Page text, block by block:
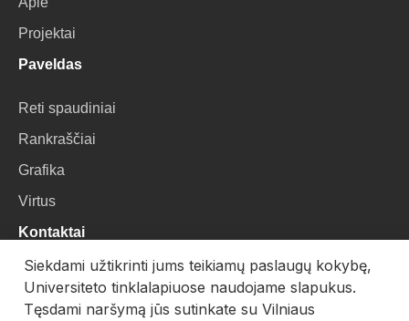
Projektai
Paveldas
Reti spaudiniai
Rankraščiai
Grafika
Virtus
Kontaktai
VU Biblioteka
Universiteto g. 3, LT-01122, Vilnius
Siekdami užtikrinti jums teikiamų paslaugų kokybę,
Universiteto tinklalapiuose naudojame slapukus.
Tęsdami naršymą jūs sutinkate su Vilniaus